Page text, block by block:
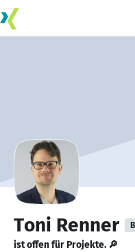
Toni Renner
ist offen für Projekte. 🔎